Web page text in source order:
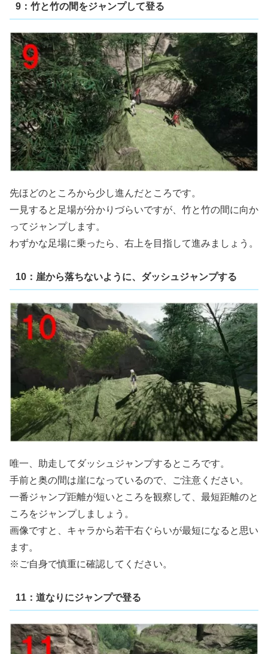
9：竹と竹の間をジャンプして登る
先ほどのところから少し進んだところです。
一見すると足場が分かりづらいですが、竹と竹の間に向か
ってジャンプします。
わずかな足場に乗ったら、右上を目指して進みましょう。
10：崖から落ちないように、ダッシュジャンプする
唯一、助走してダッシュジャンプするところです。
手前と奥の間は崖になっているので、ご注意ください。
一番ジャンプ距離が短いところを観察して、最短距離のと
ころをジャンプしましょう。
画像ですと、キャラから若干右ぐらいが最短になると思い
ます。
※ご自身で慎重に確認してください。
11：道なりにジャンプで登る